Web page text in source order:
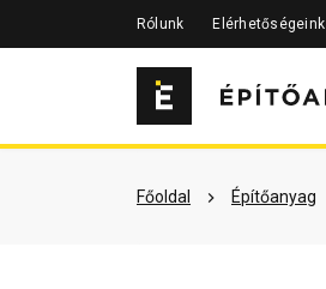
Rólunk Elérhetőségeink
Főoldal Építőanyag